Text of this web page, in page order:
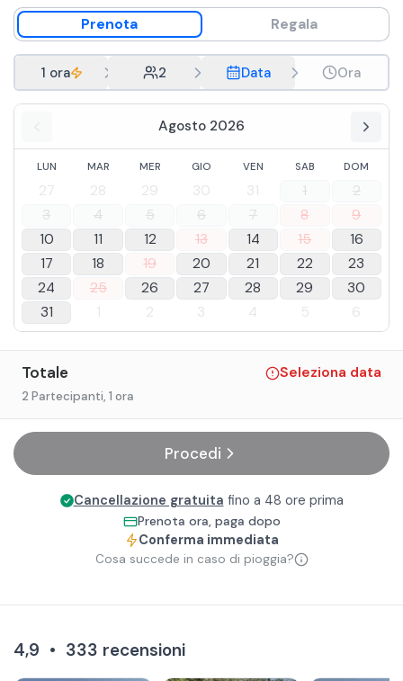
Prenota Regala
1 ora 2 Data Ora
Agosto 2026
LUN MAR MER GIO VEN SAB DOM
27 28 29 30 31 1
2
3
4 5 6 7 8
9
10
11 12 13 14 15
16
17
18 19 20 21 22
23
24
25 26 27 28 29
30
31
1 2 3 4 5 6
Totale Seleziona data
2 Partecipanti, 1 ora
Procedi
Cancellazione gratuita fino a 48 ore prima
Prenota ora, paga dopo
Conferma immediata
Cosa succede in caso di pioggia?
4,9 • 333 recensioni